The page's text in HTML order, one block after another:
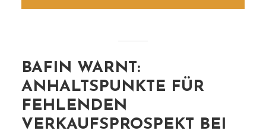
BAFIN WARNT:
ANHALTSPUNKTE FÜR
FEHLENDEN
VERKAUFSPROSPEKT BEI